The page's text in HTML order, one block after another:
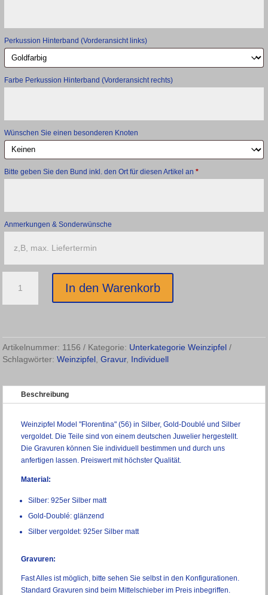
Perkussion Hinterband (Vorderansicht links)
Farbe Perkussion Hinterband (Vorderansicht rechts)
Wünschen Sie einen besonderen Knoten
Bitte geben Sie den Bund inkl. den Ort für diesen Artikel an *
Anmerkungen & Sonderwünsche
Modell
In den Warenkorb
Artikelnummer: 1156 Kategorie: Unterkategorie Weinzipfel
Schlagwörter: Weinzipfel Gravur, Individuell
Beschreibung
Weinzipfel Model "Florentina" (56) in Silber, Gold-Doublé und Silber
vergoldet. Die Teile sind von einem deutschen Juwelier hergestellt.
Die Gravuren können Sie individuell bestimmen und durch uns
anfertigen lassen. Preiswert mit höchster Qualität.
Material:
Silber: 925er Silber matt
Gold-Doublé: glänzend
Silber vergoldet: 925er Silber matt
Gravuren:
Fast Alles ist möglich, bitte sehen Sie selbst in den Konfigurationen.
Standard Gravuren sind beim Mittelschieber im Preis inbegriffen.